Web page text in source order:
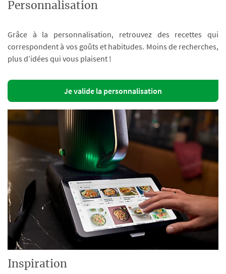
Personnalisation
Grâce à la personnalisation, retrouvez des recettes qui
correspondent à vos goûts et habitudes. Moins de recherches,
plus d’idées qui vous plaisent !
Je valide la personnalisation
Inspiration